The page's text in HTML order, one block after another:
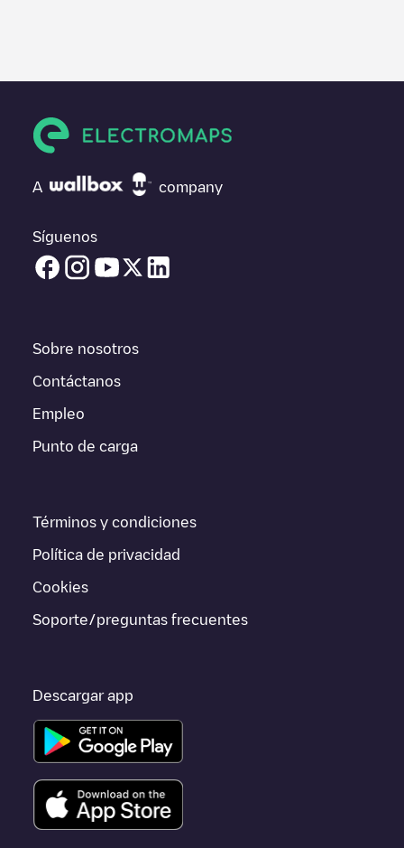
su vehículo eléctrico.
carga que necesitas, comprueba en la parte inferior cuál es el
punto de carga que está más cerca de tí en “puntos de carga
carga para vehículos eléctricos cercanas, así como si están en
un parking, en superficie y la distancia en KM a la que están.
Harry Pauwlaan 74está disponible, así como las indicaciones
esta estación y las instrucciones necesarias para que puedas
Den Haag Threeforce B.V. (CPO) Harry Pauwlaan 74
Si este cargador deDen Haagno vale para tu coche, existen
ir a otras ciudades comoRijswijk
porque están cerca y se encuentran dentro de
A company
Síguenos
Sobre nosotros
Contáctanos
Empleo
Punto de carga
Términos y condiciones
Política de privacidad
Cookies
Soporte/preguntas frecuentes
Descargar app